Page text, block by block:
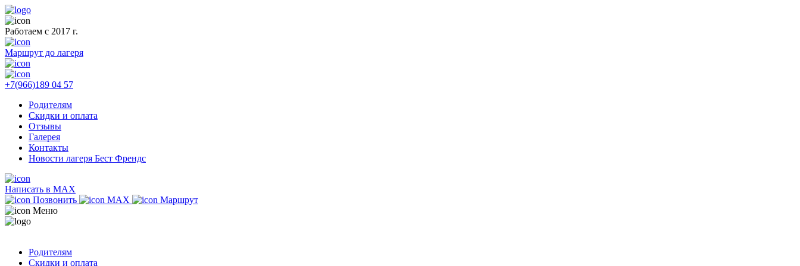
Работаем с 2017 г.
Маршрут до лагеря
+7(966)189 04 57
Родителям
Скидки и оплата
Отзывы
Галерея
Контакты
Новости лагеря Бест Френдс
Написать в MAX
Позвонить
MAX
Маршрут
Меню
Родителям
Скидки и оплата